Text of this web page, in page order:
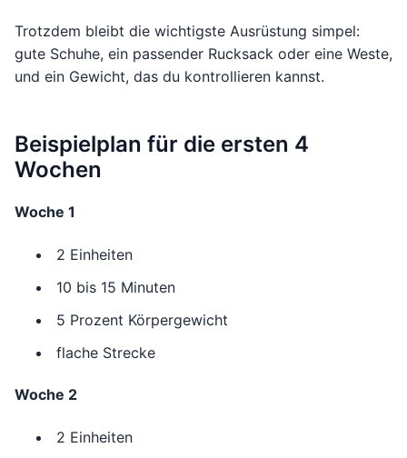
Trotzdem bleibt die wichtigste Ausrüstung simpel:
gute Schuhe, ein passender Rucksack oder eine Weste,
und ein Gewicht, das du kontrollieren kannst.
Beispielplan für die ersten 4
Wochen
Woche 1
2 Einheiten
10 bis 15 Minuten
5 Prozent Körpergewicht
flache Strecke
Woche 2
2 Einheiten